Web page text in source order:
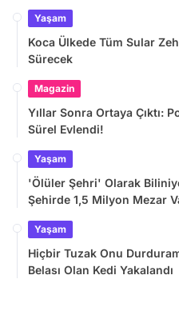
Yaşam
Koca Ülkede Tüm Sular
Sürecek
Magazin
Yıllar Sonra Ortaya Çıktı:
Sürel Evlendi!
Yaşam
'Ölüler Şehri' Olarak
Şehirde 1,5 Milyon Mezar
Yaşam
Hiçbir Tuzak Onu
Belası Olan Kedi Yakalandı